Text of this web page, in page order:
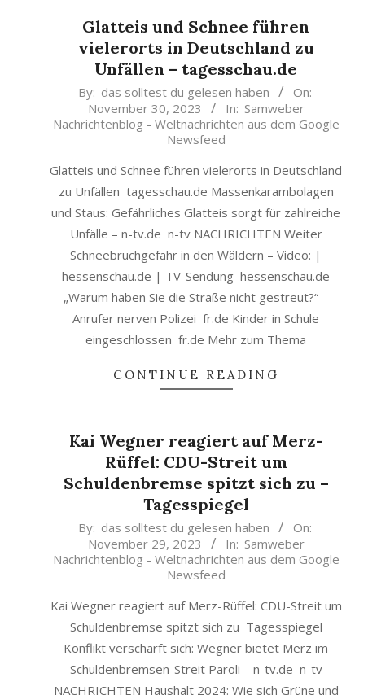
Glatteis und Schnee führen
vielerorts in Deutschland zu
Unfällen – tagesschau.de
2023-
30
By: das solltest du gelesen haben
On:
November 30, 2023
In: Samweber
Nachrichtenblog - Weltnachrichten aus dem Google
Newsfeed
Glatteis und Schnee führen vielerorts in Deutschland
zu Unfällen tagesschau.de Massenkarambolagen
und Staus: Gefährliches Glatteis sorgt für zahlreiche
Unfälle – n-tv.de n-tv NACHRICHTEN Weiter
Schneebruchgefahr in den Wäldern – Video: |
hessenschau.de | TV-Sendung hessenschau.de
„Warum haben Sie die Straße nicht gestreut?“ –
Anrufer nerven Polizei fr.de Kinder in Schule
eingeschlossen fr.de Mehr zum Thema
CONTINUE READING
Kai Wegner reagiert auf Merz-
Rüffel: CDU-Streit um
Schuldenbremse spitzt sich zu –
Tagesspiegel
2023-
29
By: das solltest du gelesen haben
On:
November 29, 2023
In: Samweber
Nachrichtenblog - Weltnachrichten aus dem Google
Newsfeed
Kai Wegner reagiert auf Merz-Rüffel: CDU-Streit um
Schuldenbremse spitzt sich zu Tagesspiegel
Konflikt verschärft sich: Wegner bietet Merz im
Schuldenbremsen-Streit Paroli – n-tv.de n-tv
NACHRICHTEN Haushalt 2024: Wie sich Grüne und